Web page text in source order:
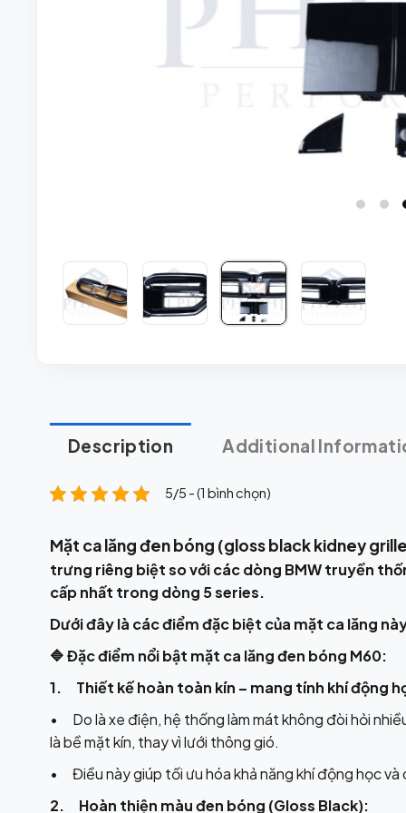
Description Additional
5/5 - (1 bình chọn)
Mặt ca lăng đen bóng (gloss black kidney
trưng riêng biệt so với các dòng BMW truyền
cấp nhất trong dòng 5 series.
Dưới đây là các điểm đặc biệt của mặt ca lăng
🔷 Đặc điểm nổi bật mặt ca lăng đen bóng M60:
1. Thiết kế hoàn toàn kín – mang tính khí động
• Do là xe điện, hệ thống làm mát không đòi hỏi
là bề mặt kín, thay vì lưới thông gió.
• Điều này giúp tối ưu hóa khả năng khí động học và
2. Hoàn thiện màu đen bóng (Gloss Black):